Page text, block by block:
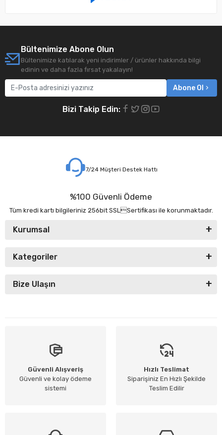
Bültenimize Abone Olun
Bültenimize katılarak yeni indirimler / ürünler hakkında bilgi
edinin ve daha fazla fırsat yakalayın!
Abone Ol
Bizi Takip Edin:
7/24 Müşteri Destek Hattı
%100 Güvenli Ödeme
Tüm kredi kartı bilgileriniz 256bit SSLSertifikası ile korunmaktadır.
Kurumsal
Kategoriler
Bize Ulaşın
Güvenli Alışveriş
Güvenli ve kolay ödeme
sistemi
Hızlı Teslimat
Siparişiniz En Hızlı Şekilde
Teslim Edilir